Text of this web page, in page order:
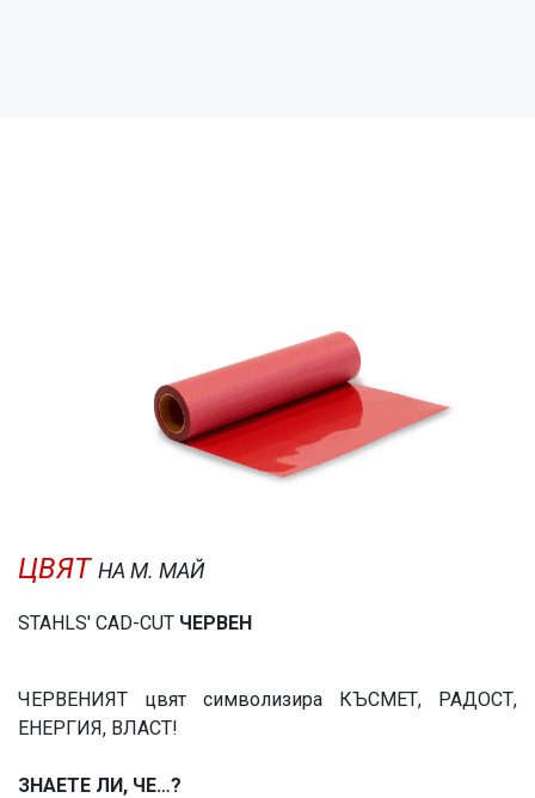
ЦВЯТ НА М. МАЙ
STAHLS' CAD-CUT ЧЕРВЕН
ЧЕРВЕНИЯТ цвят символизира КЪСМЕТ, РАДОСТ,
ЕНЕРГИЯ, ВЛАСТ!
ЗНАЕТЕ ЛИ, ЧЕ…?